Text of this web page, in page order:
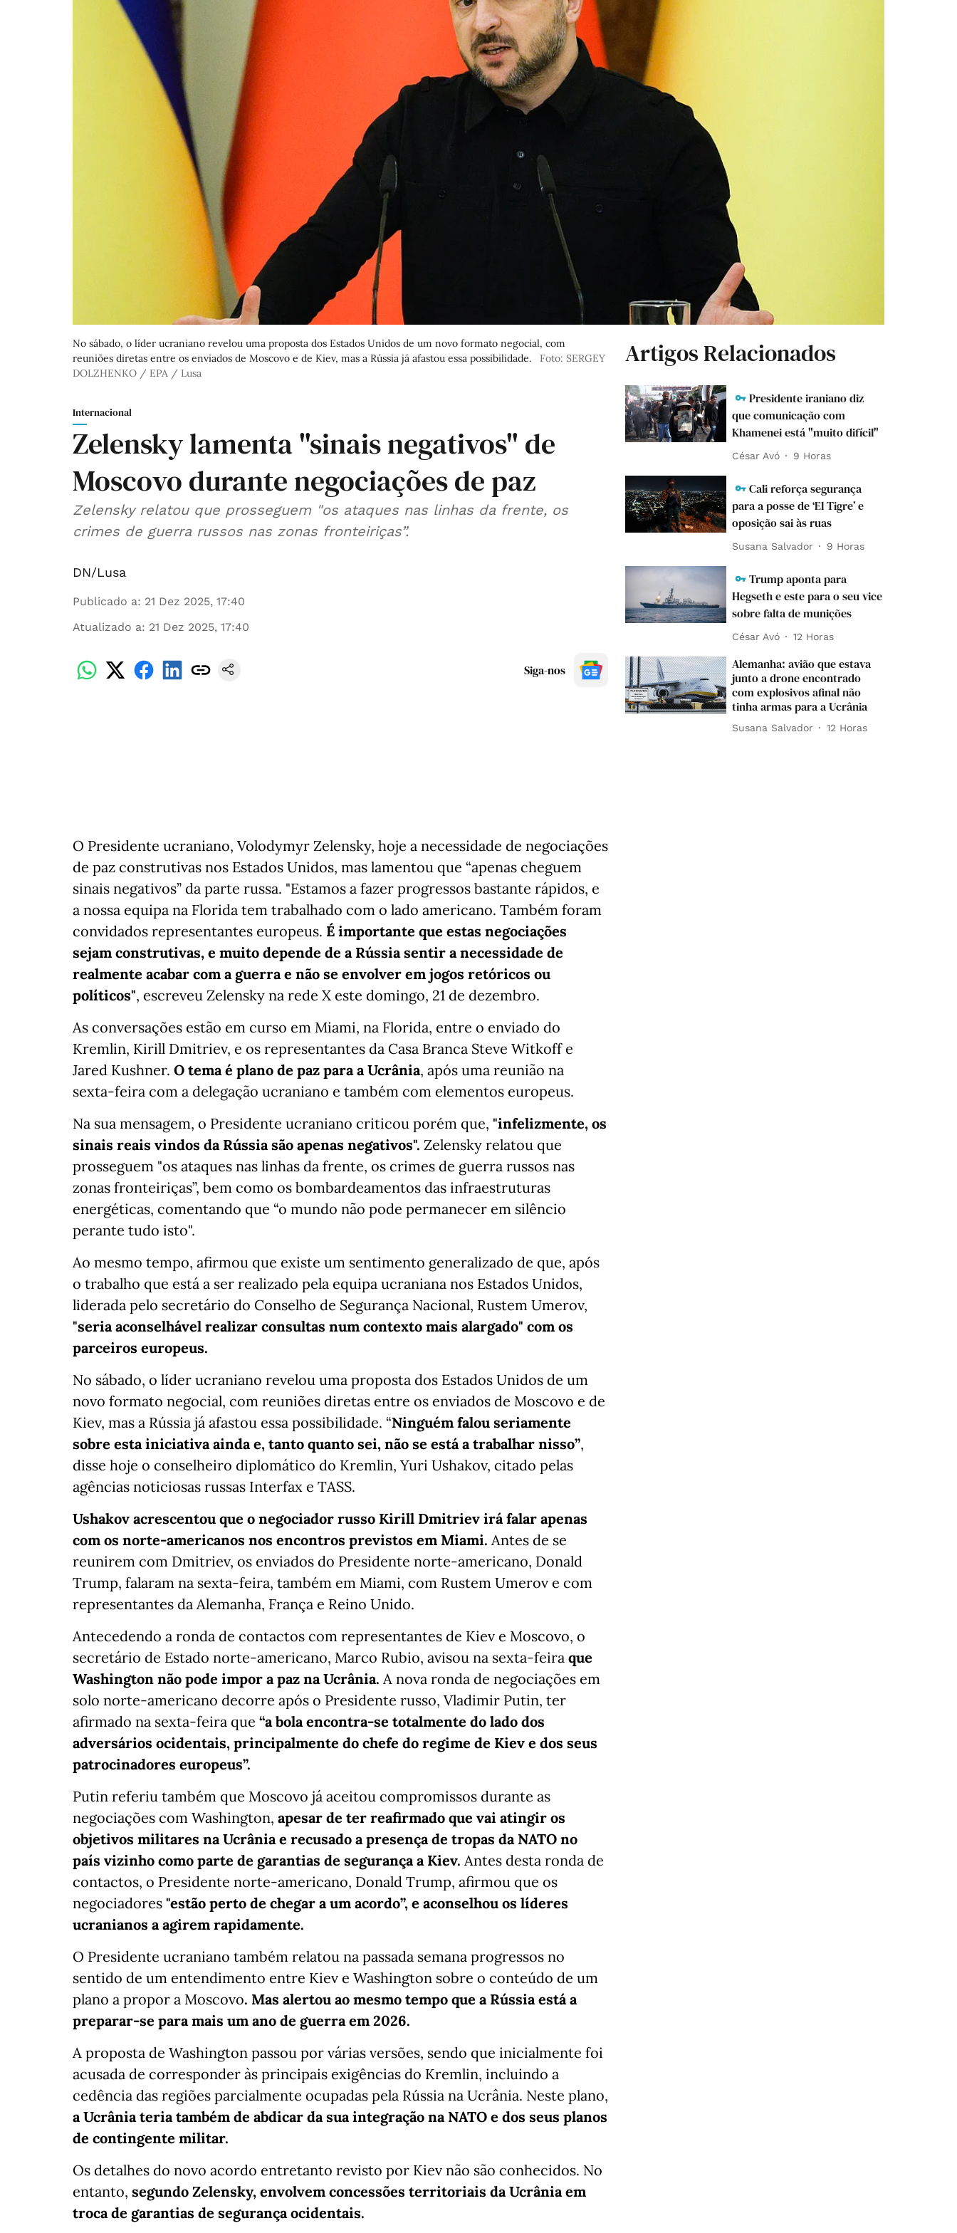
No sábado, o líder ucraniano revelou uma proposta dos Estados Unidos de um novo formato negocial, com
reuniões diretas entre os enviados de Moscovo e de Kiev, mas a Rússia já afastou essa possibilidade.
Foto: SERGEY
DOLZHENKO / EPA / Lusa
Internacional
Zelensky lamenta "sinais negativos" de
Moscovo durante negociações de paz
Zelensky relatou que prosseguem "os ataques nas linhas da frente, os
crimes de guerra russos nas zonas fronteiriças”.
DN/Lusa
Publicado a: 21 Dez 2025, 17:40
Atualizado a: 21 Dez 2025, 17:40
Siga-nos
O Presidente ucraniano, Volodymyr Zelensky, hoje a necessidade de negociações
de paz construtivas nos Estados Unidos, mas lamentou que “apenas cheguem
sinais negativos” da parte russa. "Estamos a fazer progressos bastante rápidos, e
a nossa equipa na Florida tem trabalhado com o lado americano. Também foram
convidados representantes europeus. É importante que estas negociações
sejam construtivas, e muito depende de a Rússia sentir a necessidade de
realmente acabar com a guerra e não se envolver em jogos retóricos ou
políticos", escreveu Zelensky na rede X este domingo, 21 de dezembro.
As conversações estão em curso em Miami, na Florida, entre o enviado do
Kremlin, Kirill Dmitriev, e os representantes da Casa Branca Steve Witkoff e
Jared Kushner. O tema é plano de paz para a Ucrânia, após uma reunião na
sexta-feira com a delegação ucraniano e também com elementos europeus.
Na sua mensagem, o Presidente ucraniano criticou porém que, "infelizmente, os
sinais reais vindos da Rússia são apenas negativos". Zelensky relatou que
prosseguem "os ataques nas linhas da frente, os crimes de guerra russos nas
zonas fronteiriças”, bem como os bombardeamentos das infraestruturas
energéticas, comentando que “o mundo não pode permanecer em silêncio
perante tudo isto".
Ao mesmo tempo, afirmou que existe um sentimento generalizado de que, após
o trabalho que está a ser realizado pela equipa ucraniana nos Estados Unidos,
liderada pelo secretário do Conselho de Segurança Nacional, Rustem Umerov,
"seria aconselhável realizar consultas num contexto mais alargado" com os
parceiros europeus.
No sábado, o líder ucraniano revelou uma proposta dos Estados Unidos de um
novo formato negocial, com reuniões diretas entre os enviados de Moscovo e de
Kiev, mas a Rússia já afastou essa possibilidade. “Ninguém falou seriamente
sobre esta iniciativa ainda e, tanto quanto sei, não se está a trabalhar nisso”,
disse hoje o conselheiro diplomático do Kremlin, Yuri Ushakov, citado pelas
agências noticiosas russas Interfax e TASS.
Ushakov acrescentou que o negociador russo Kirill Dmitriev irá falar apenas
com os norte-americanos nos encontros previstos em Miami. Antes de se
reunirem com Dmitriev, os enviados do Presidente norte-americano, Donald
Trump, falaram na sexta-feira, também em Miami, com Rustem Umerov e com
representantes da Alemanha, França e Reino Unido.
Antecedendo a ronda de contactos com representantes de Kiev e Moscovo, o
secretário de Estado norte-americano, Marco Rubio, avisou na sexta-feira que
Washington não pode impor a paz na Ucrânia. A nova ronda de negociações em
solo norte-americano decorre após o Presidente russo, Vladimir Putin, ter
afirmado na sexta-feira que “a bola encontra-se totalmente do lado dos
adversários ocidentais, principalmente do chefe do regime de Kiev e dos seus
patrocinadores europeus”.
Putin referiu também que Moscovo já aceitou compromissos durante as
negociações com Washington, apesar de ter reafirmado que vai atingir os
objetivos militares na Ucrânia e recusado a presença de tropas da NATO no
país vizinho como parte de garantias de segurança a Kiev. Antes desta ronda de
contactos, o Presidente norte-americano, Donald Trump, afirmou que os
negociadores "estão perto de chegar a um acordo”, e aconselhou os líderes
ucranianos a agirem rapidamente.
O Presidente ucraniano também relatou na passada semana progressos no
sentido de um entendimento entre Kiev e Washington sobre o conteúdo de um
plano a propor a Moscovo. Mas alertou ao mesmo tempo que a Rússia está a
preparar-se para mais um ano de guerra em 2026.
A proposta de Washington passou por várias versões, sendo que inicialmente foi
acusada de corresponder às principais exigências do Kremlin, incluindo a
cedência das regiões parcialmente ocupadas pela Rússia na Ucrânia. Neste plano,
a Ucrânia teria também de abdicar da sua integração na NATO e dos seus planos
de contingente militar.
Os detalhes do novo acordo entretanto revisto por Kiev não são conhecidos. No
entanto, segundo Zelensky, envolvem concessões territoriais da Ucrânia em
troca de garantias de segurança ocidentais.
Artigos Relacionados
Presidente iraniano diz
que comunicação com
Khamenei está "muito difícil"
César Avó 9 Horas
Cali reforça segurança
para a posse de ‘El Tigre’ e
oposição sai às ruas
Susana Salvador 9 Horas
Trump aponta para
Hegseth e este para o seu vice
sobre falta de munições
César Avó 12 Horas
Alemanha: avião que estava
junto a drone encontrado
com explosivos afinal não
tinha armas para a Ucrânia
Susana Salvador 12 Horas